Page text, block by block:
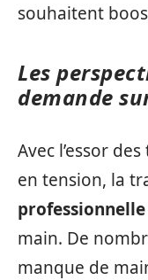
souhaitent
Les
demande
Avec l’essor
en tension, la
professionnelle
main. De
manque de